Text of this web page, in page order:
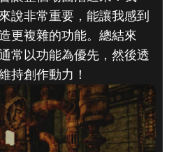
說非常重要，能讓我感到
更複雜的功能。總結來
常以功能為優先，然後透
持創作動力！